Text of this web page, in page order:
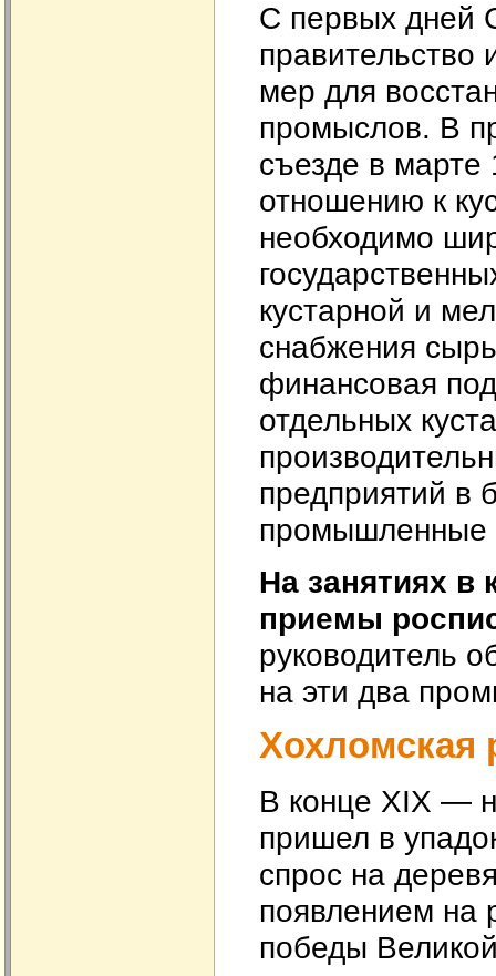
С первых дней
мер для
промыслов. В
съезде в марте
отношению к
необходимо
кустарной и
снабжения
финансовая
отдельных
предприятий в
промышленные
На занятиях в
приемы
руководитель
на эти два
Хохломская
В конце XIX —
пришел в
спрос на
появлением
победы